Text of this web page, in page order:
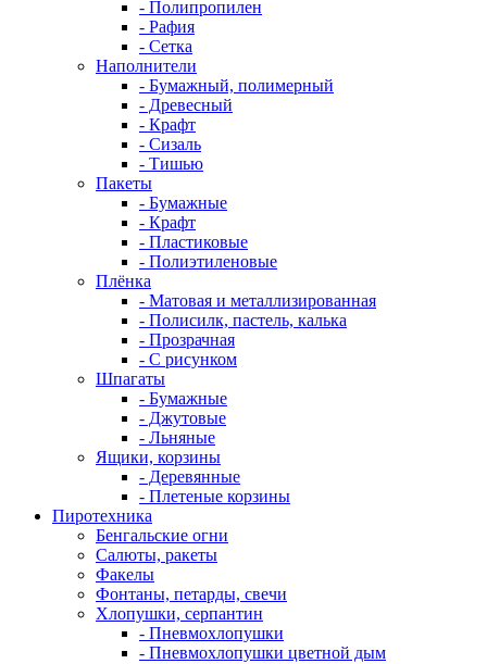
- Полипропилен
- Рафия
- Сетка
Наполнители
- Бумажный, полимерный
- Древесный
- Крафт
- Сизаль
- Тишью
Пакеты
- Бумажные
- Крафт
- Пластиковые
- Полиэтиленовые
Плёнка
- Матовая и металлизированная
- Полисилк, пастель, калька
- Прозрачная
- С рисунком
Шпагаты
- Бумажные
- Джутовые
- Льняные
Ящики, корзины
- Деревянные
- Плетеные корзины
Пиротехника
Бенгальские огни
Салюты, ракеты
Факелы
Фонтаны, петарды, свечи
Хлопушки, серпантин
- Пневмохлопушки
- Пневмохлопушки цветной дым